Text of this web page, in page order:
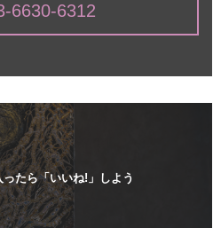
6630-6312
たら「いいね!」しよう